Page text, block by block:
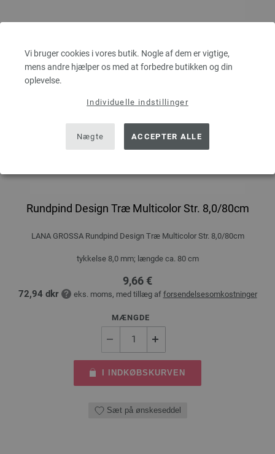
Vi bruger cookies i vores butik. Nogle af dem er vigtige,
mens andre hjælper os med at forbedre butikken og din
oplevelse.
Individuelle indstillinger
Nægte ACCEPTER ALLE
Rundpind Design Træ Multicolor Str. 8,0/80cm
LANA GROSSA Rundpind Design Træ Multicolor Str. 8,0/80cm
tykkelse 8,0 mm; længde ca. 80 cm
9,66 €
72,94 dkr eks. moms, med tillæg af forsendelsesomkostninger
MÆNGDE
I INDKØBSKURVEN
Sæt på ønskeseddel